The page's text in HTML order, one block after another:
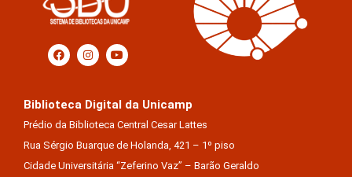
Biblioteca Digital da Unicamp
Prédio da Biblioteca Central Cesar Lattes
Rua Sérgio Buarque de Holanda, 421 – 1º piso
Cidade Universitária “Zeferino Vaz” – Barão Geraldo